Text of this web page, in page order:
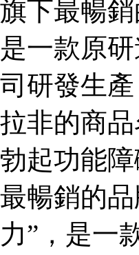
旗下最暢
是一款原
司研發生
拉非的商
勃起功能
最暢銷的品
力”，是一